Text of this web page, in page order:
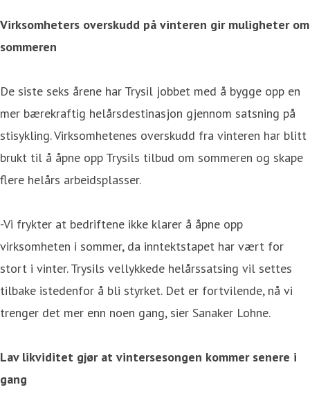
Virksomheters overskudd på vinteren gir muligheter om
sommeren
De siste seks årene har Trysil jobbet med å bygge opp en
mer bærekraftig helårsdestinasjon gjennom satsning på
stisykling. Virksomhetenes overskudd fra vinteren har blitt
brukt til å åpne opp Trysils tilbud om sommeren og skape
flere helårs arbeidsplasser.
-Vi frykter at bedriftene ikke klarer å åpne opp
virksomheten i sommer, da inntektstapet har vært for
stort i vinter. Trysils vellykkede helårssatsing vil settes
tilbake istedenfor å bli styrket. Det er fortvilende, nå vi
trenger det mer enn noen gang, sier Sanaker Lohne.
Lav likviditet gjør at vintersesongen kommer senere i
gang